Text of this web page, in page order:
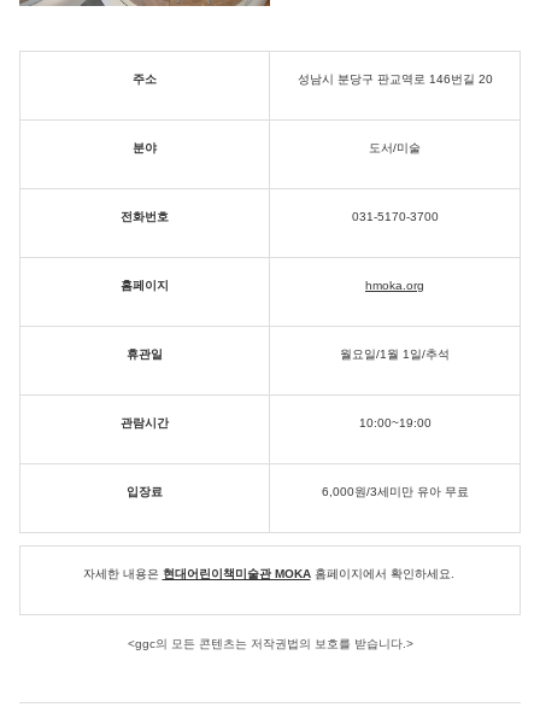
주소 성남시 분당구 판교역로 146번길 20
분야 도서/미술
전화번호 031-5170-3700
홈페이지 hmoka.org
휴관일 월요일/1월 1일/추석
관람시간 10:00~19:00
입장료 6,000원/3세미만 유아 무료
자세한 내용은 현대어린이책미술관 MOKA홈페이지에서 확인하세요.
<ggc의 모든 콘텐츠는 저작권법의 보호를 받습니다.>